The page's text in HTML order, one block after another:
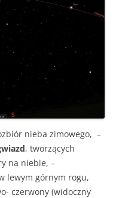
nieba zimowego, –
, tworzących
na niebie, –
lewym górnym rogu,
czerwony (widoczny